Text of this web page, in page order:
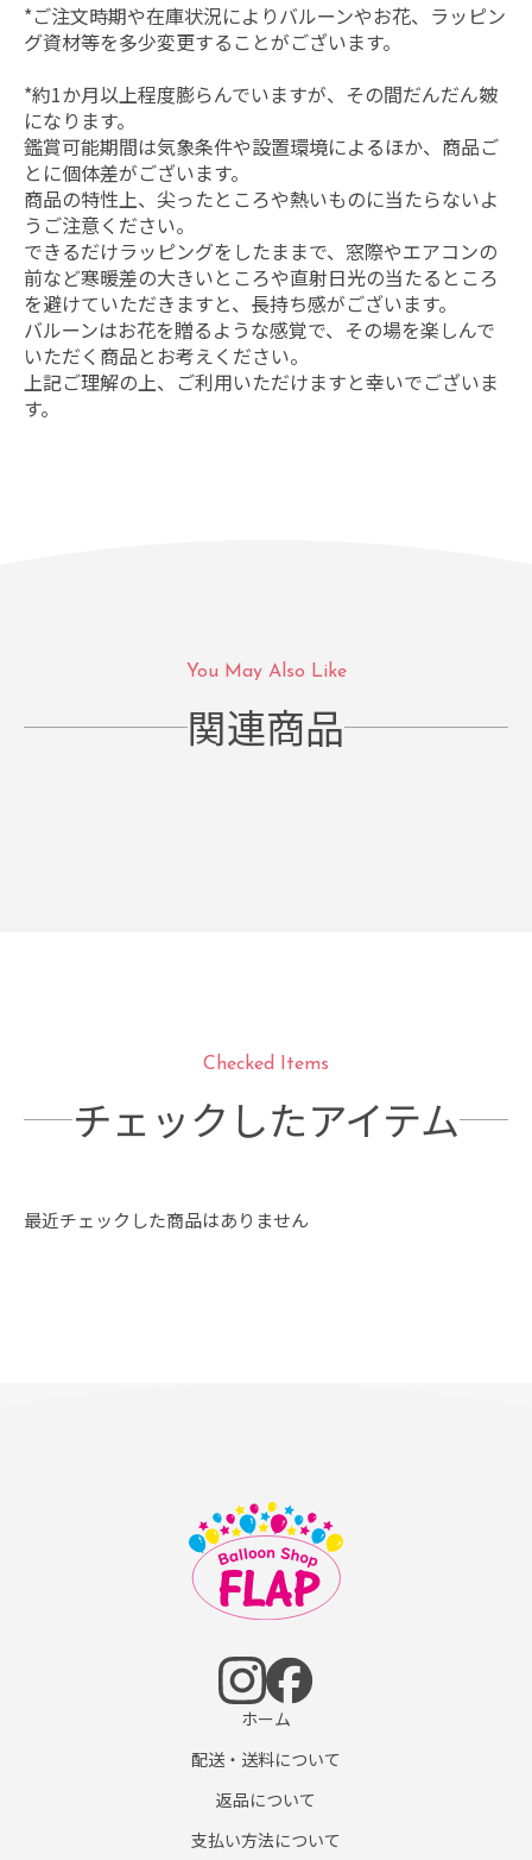
*ご注文時期や在庫状況によりバルーンやお花、ラッピン
グ資材等を多少変更することがございます。
*約1か月以上程度膨らんでいますが、その間だんだん皴
になります。
鑑賞可能期間は気象条件や設置環境によるほか、商品ご
とに個体差がございます。
商品の特性上、尖ったところや熱いものに当たらないよ
うご注意ください。
できるだけラッピングをしたままで、窓際やエアコンの
前など寒暖差の大きいところや直射日光の当たるところ
を避けていただきますと、長持ち感がございます。
バルーンはお花を贈るような感覚で、その場を楽しんで
いただく商品とお考えください。
上記ご理解の上、ご利用いただけますと幸いでございま
す。
You May Also Like
関連商品
Checked Items
チェックしたアイテム
最近チェックした商品はありません
ホーム
配送・送料について
返品について
支払い方法について